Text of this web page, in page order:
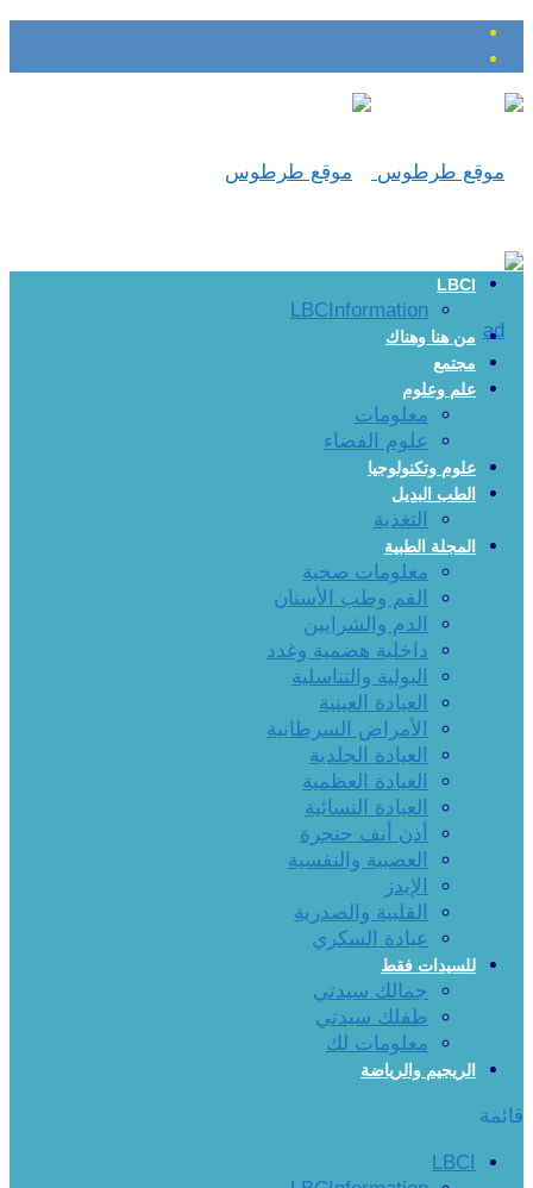
LBCI
LBCInformation
من هنا وهناك
مجتمع
علم وعلوم
معلومات
علوم الفضاء
علوم وتكنولوجيا
الطب البديل
التغذية
المجلة الطبية
معلومات صحية
الفم وطب الأسنان
الدم والشرايين
داخلية هضمية وغدد
البولية والتناسلية
العيادة العينية
الأمراض السرطانية
العيادة الجلدية
العيادة العظمية
العيادة النسائية
أذن أنف حنجرة
العصبية والنفسية
الإيدز
القلبية والصدرية
عيادة السكري
للسيدات فقط
جمالك سيدتي
طفلك سيدتي
معلومات لك
الريجيم والرياضة
قائمة
LBCI